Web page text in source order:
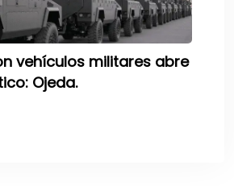
vehículos militares abre
Ojeda.